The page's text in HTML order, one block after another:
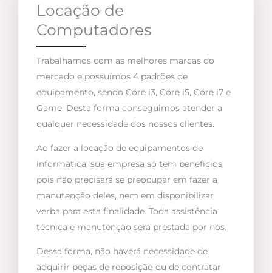
Locação de
Computadores
Trabalhamos com as melhores marcas do
mercado e possuímos 4 padrões de
equipamento, sendo Core i3, Core i5, Core i7 e
Game. Desta forma conseguimos atender a
qualquer necessidade dos nossos clientes.
Ao fazer a locação de equipamentos de
informática, sua empresa só tem benefícios,
pois não precisará se preocupar em fazer a
manutenção deles, nem em disponibilizar
verba para esta finalidade. Toda assistência
técnica e manutenção será prestada por nós.
Dessa forma, não haverá necessidade de
adquirir peças de reposição ou de contratar